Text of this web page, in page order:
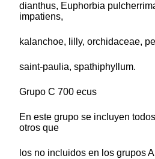
dianthus, Euphorbia
impatiens,
kalanchoe, lilly, orchidaceae,
saint-paulia, spathiphyllum.
Grupo C 700 ecus
En este grupo se incluyen
otros que
los no incluidos en los grupos